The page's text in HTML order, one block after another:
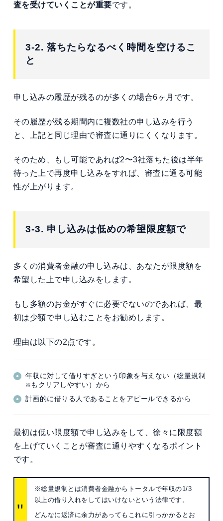
査を受けていくことが重要です。
3-2. 落ちたらなるべく時間を空けるこ
と
申し込みの履歴が残るのが多くの場合6ヶ月です。
その履歴が残る期間内に複数社の申し込みを行う
と、上記と同じ理由で審査に通りにくくなります。
そのため、もし可能であれば2〜3社落ちた後は半年
待った上で再度申し込みをすれば、審査に通る可能
性が上がります。
3-3. 申し込みは低めの希望限度額で
多くの消費者金融の申し込みは、あなたが限度額を
希望した上で申し込みをします。
もし多額のお金がすぐに必要でないのであれば、最
初は少額で申し込むことをお勧めします。
理由は以下の2点です。
年収に対して借りすぎという印象を与えない（総量規制
※ もクリアしやすい）から
計画的に借りる人であることをアピールできるから
最初は低い限度額で申し込みをして、徐々に限度額
を上げていくことが審査に通りやすくなるポイント
です。
※総量規制とは消費者金融からトータルで年収の1/3
以上の借り入れをしてはいけないという法律です。
どんなに返済に余力があってもこれに引っかかるとお